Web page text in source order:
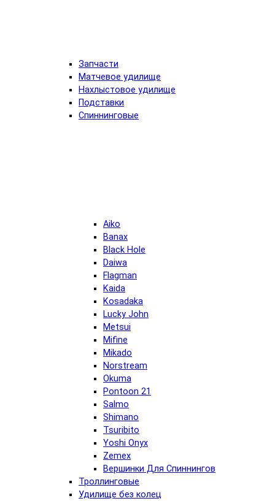
Запчасти
Матчевое удилище
Нахлыстовое удилище
Подставки
Спиннинговые
Aiko
Banax
Black Hole
Daiwa
Flagman
Kaida
Kosadaka
Lucky John
Metsui
Mifine
Mikado
Norstream
Okuma
Pontoon 21
Salmo
Shimano
Tsuribito
Yoshi Onyx
Zemex
Вершинки Для Спиннингов
Троллинговые
Удилище без колец